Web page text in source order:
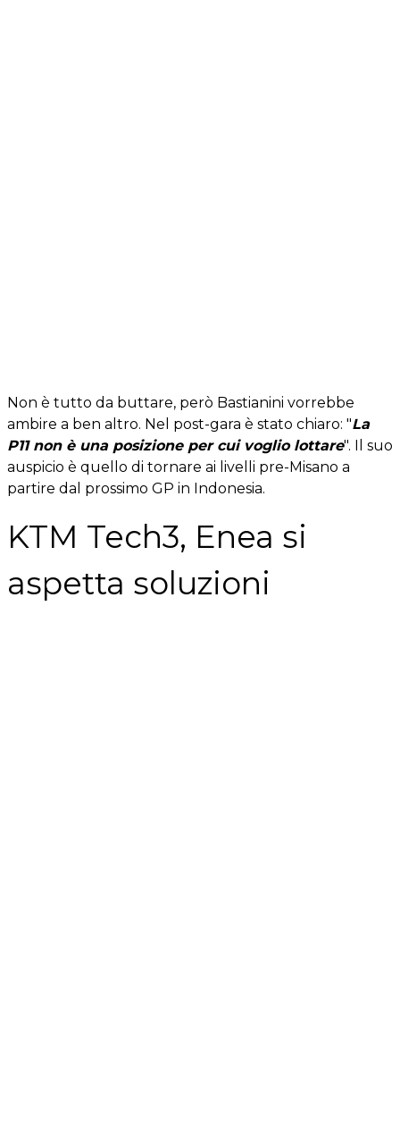
Non è tutto da buttare, però Bastianini vorrebbe
ambire a ben altro. Nel post-gara è stato chiaro: "La
P11 non è una posizione per cui voglio lottare". Il suo
auspicio è quello di tornare ai livelli pre-Misano a
partire dal prossimo GP in Indonesia.
KTM Tech3, Enea si
aspetta soluzioni